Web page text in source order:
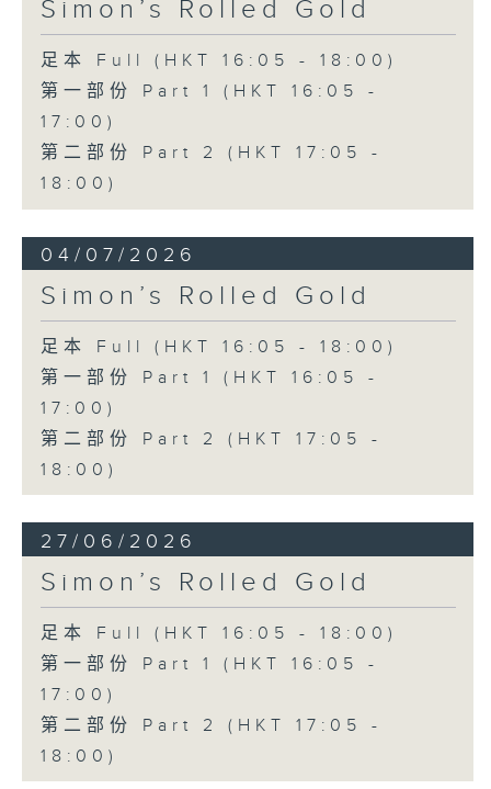
Simon’s Rolled Gold
足本 Full (HKT 16:05 - 18:00)
第一部份 Part 1 (HKT 16:05 -
17:00)
第二部份 Part 2 (HKT 17:05 -
18:00)
04/07/2026
Simon’s Rolled Gold
足本 Full (HKT 16:05 - 18:00)
第一部份 Part 1 (HKT 16:05 -
17:00)
第二部份 Part 2 (HKT 17:05 -
18:00)
27/06/2026
Simon’s Rolled Gold
足本 Full (HKT 16:05 - 18:00)
第一部份 Part 1 (HKT 16:05 -
17:00)
第二部份 Part 2 (HKT 17:05 -
18:00)